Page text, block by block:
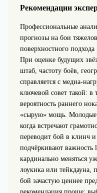
Рекомендации
Профессиональные
прогнозы на бои
поверхностного
При оценке будущих
штаб, частоту боёв,
справляется с медиа-
ключевой совет такой: в
вероятность раннего
«сырую» мощь. Молодые
когда встречают
переводит бой в клинч
подчёркивают важность
кардинально меняться
лоукика или тейкдауна,
бой зачастую ценнее